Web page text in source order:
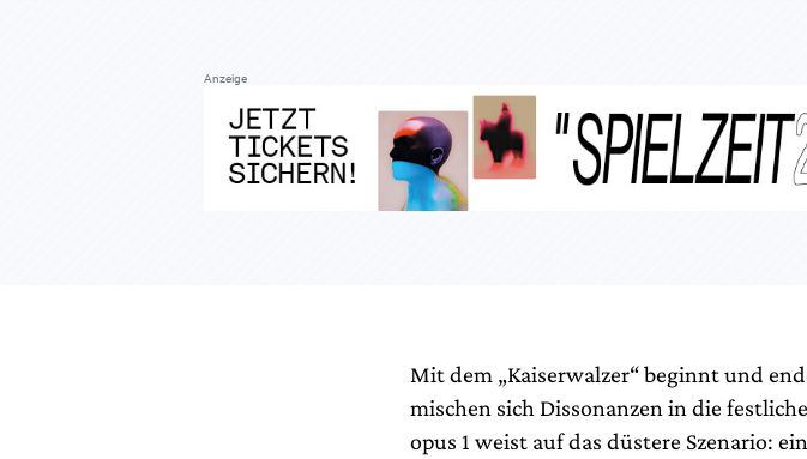
Anzeige
Mit dem „Kaiserwalzer“ beginnt und
mischen sich Dissonanzen in die
opus 1 weist auf das düstere Szenario: